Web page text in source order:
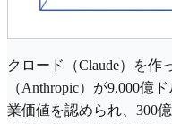
クロード（Claude）を作
（Anthropic）が9,000億
業価値を認められ、300